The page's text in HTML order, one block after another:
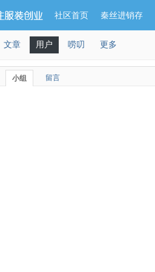
社区首页 秦丝进销存
文章 用户 唠叨 更多
小组 留言